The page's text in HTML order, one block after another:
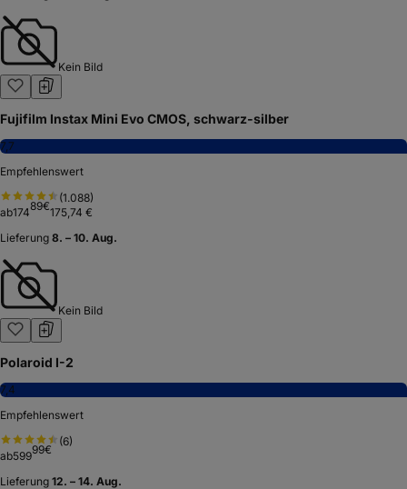
Kein Bild
Fujifilm Instax Mini Evo CMOS, schwarz-silber
7,7
Empfehlenswert
(1.088)
ab17489€175,74 €
Lieferung 8. – 10. Aug.
Kein Bild
Polaroid I-2
7,4
Empfehlenswert
(6)
ab59999€
Lieferung 12. – 14. Aug.